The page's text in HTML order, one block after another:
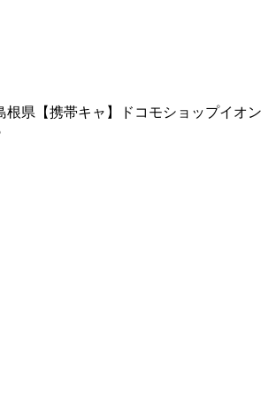
根県【携帯キャ】ドコモショップイオン